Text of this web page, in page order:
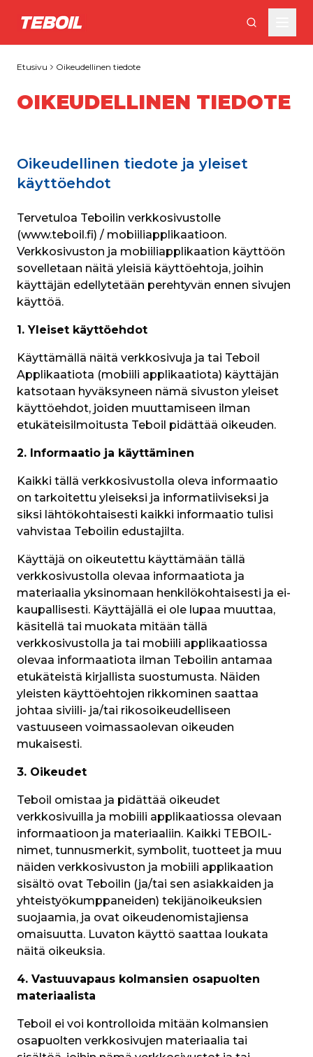
Siirry pääsisältöön
Etusivu Oikeudellinen tiedote
OIKEUDELLINEN TIEDOTE
Oikeudellinen tiedote ja yleiset
käyttöehdot
Tervetuloa Teboilin verkkosivustolle
(www.teboil.fi) / mobiiliapplikaatioon.
Verkkosivuston ja mobiiliapplikaation käyttöön
sovelletaan näitä yleisiä käyttöehtoja, joihin
käyttäjän edellytetään perehtyvän ennen sivujen
käyttöä.
1. Yleiset käyttöehdot
Käyttämällä näitä verkkosivuja ja tai Teboil
Applikaatiota (mobiili applikaatiota) käyttäjän
katsotaan hyväksyneen nämä sivuston yleiset
käyttöehdot, joiden muuttamiseen ilman
etukäteisilmoitusta Teboil pidättää oikeuden.
2. Informaatio ja käyttäminen
Kaikki tällä verkkosivustolla oleva informaatio
on tarkoitettu yleiseksi ja informatiiviseksi ja
siksi lähtökohtaisesti kaikki informaatio tulisi
vahvistaa Teboilin edustajilta.
Käyttäjä on oikeutettu käyttämään tällä
verkkosivustolla olevaa informaatiota ja
materiaalia yksinomaan henkilökohtaisesti ja ei-
kaupallisesti. Käyttäjällä ei ole lupaa muuttaa,
käsitellä tai muokata mitään tällä
verkkosivustolla ja tai mobiili applikaatiossa
olevaa informaatiota ilman Teboilin antamaa
etukäteistä kirjallista suostumusta. Näiden
yleisten käyttöehtojen rikkominen saattaa
johtaa siviili- ja/tai rikosoikeudelliseen
vastuuseen voimassaolevan oikeuden
mukaisesti.
3. Oikeudet
Teboil omistaa ja pidättää oikeudet
verkkosivuilla ja mobiili applikaatiossa olevaan
informaatioon ja materiaaliin. Kaikki TEBOIL-
nimet, tunnusmerkit, symbolit, tuotteet ja muu
näiden verkkosivuston ja mobiili applikaation
sisältö ovat Teboilin (ja/tai sen asiakkaiden ja
yhteistyökumppaneiden) tekijänoikeuksien
suojaamia, ja ovat oikeudenomistajiensa
omaisuutta. Luvaton käyttö saattaa loukata
näitä oikeuksia.
4. Vastuuvapaus kolmansien osapuolten
materiaalista
Teboil ei voi kontrolloida mitään kolmansien
osapuolten verkkosivujen materiaalia tai